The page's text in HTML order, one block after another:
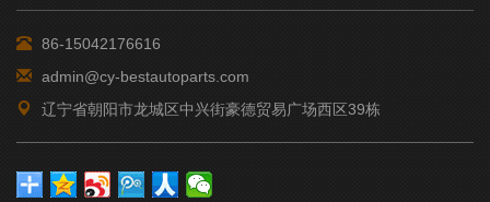
17561891401756189140BELT; …
[2026年05月16日]- GENUINE ISUZU
18312085601831208560TACHOG …
[2026年05月16日]- GENUINE ISUZU
86-15042176616
admin@cy-bestautoparts.com
辽宁省朝阳市龙城区中兴街豪德贸易广场西区39栋